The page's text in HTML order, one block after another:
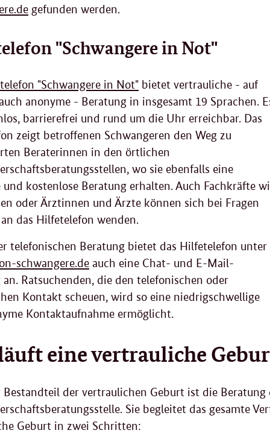
gefunden werden.
"Schwangere in Not"
"Schwangere in Not" bietet vertrauliche - auf
anonyme - Beratung in insgesamt 19 Sprachen.
barrierefrei und rund um die Uhr erreichbar. Das
zeigt betroffenen Schwangeren den Weg zu
Beraterinnen in den örtlichen
wo sie ebenfalls eine
und kostenlose Beratung erhalten. Auch Fachkräfte
oder Ärztinnen und Ärzte können sich bei Fragen
das Hilfetelefon wenden.
telefonischen Beratung bietet das Hilfetelefon unter
schwangere.de auch eine Chat- und E-Mail-
Ratsuchenden, die den telefonischen oder
Kontakt scheuen, wird so eine niedrigschwellige
Kontaktaufnahme ermöglicht.
eine vertrauliche
der vertraulichen Geburt ist die Beratung
Sie begleitet das gesamte
Geburt in zwei Schritten: